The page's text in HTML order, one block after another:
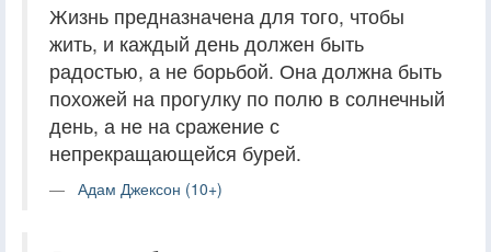
Жизнь предназначена для того, чтобы
жить, и каждый день должен быть
радостью, а не борьбой. Она должна быть
похожей на прогулку по полю в солнечный
день, а не на сражение с
непрекращающейся бурей.
Адам Джексон (10+)